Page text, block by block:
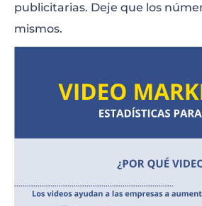
publicitarias. Deje que los
mismos.